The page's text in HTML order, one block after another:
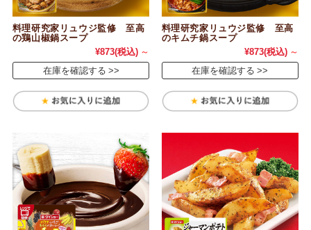
料理研究家リュウジ監修 至高
の鶏山椒鍋スープ
¥873(税込) ～
在庫を確認する
料理研究家リュウジ監修 至高
のキムチ鍋スープ
¥873(税込) ～
在庫を確認する